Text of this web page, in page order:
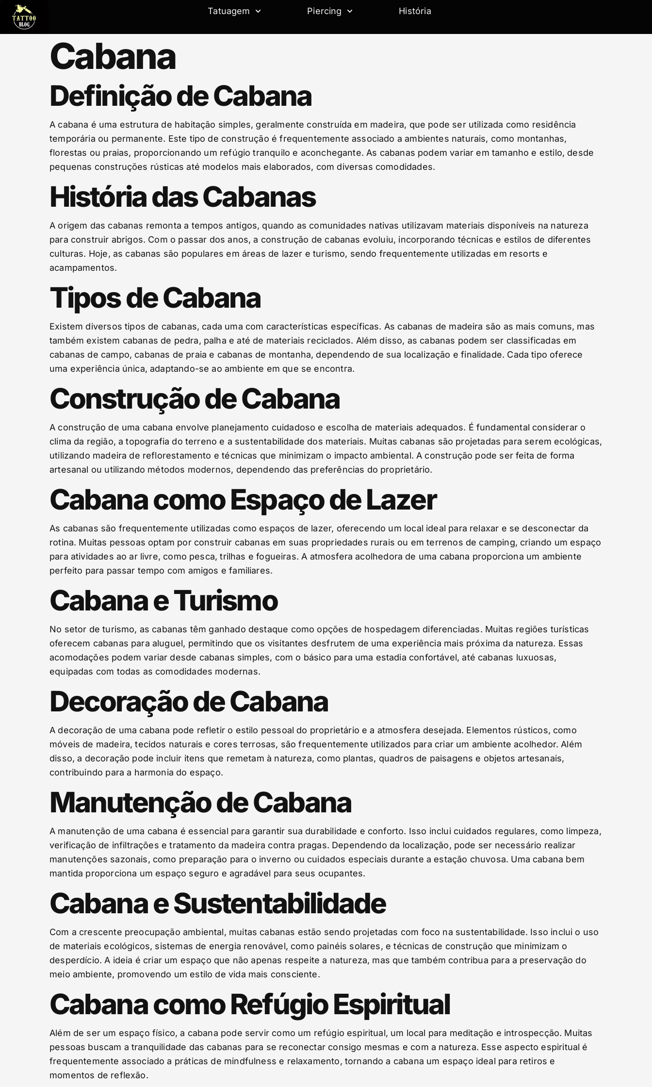
Tatuagem Piercing História
Cabana
Definição de Cabana
A cabana é uma estrutura de habitação simples, geralmente construída em madeira, que pode ser utilizada como residência
temporária ou permanente. Este tipo de construção é frequentemente associado a ambientes naturais, como montanhas,
florestas ou praias, proporcionando um refúgio tranquilo e aconchegante. As cabanas podem variar em tamanho e estilo, desde
pequenas construções rústicas até modelos mais elaborados, com diversas comodidades.
História das Cabanas
A origem das cabanas remonta a tempos antigos, quando as comunidades nativas utilizavam materiais disponíveis na natureza
para construir abrigos. Com o passar dos anos, a construção de cabanas evoluiu, incorporando técnicas e estilos de diferentes
culturas. Hoje, as cabanas são populares em áreas de lazer e turismo, sendo frequentemente utilizadas em resorts e
acampamentos.
Tipos de Cabana
Existem diversos tipos de cabanas, cada uma com características específicas. As cabanas de madeira são as mais comuns, mas
também existem cabanas de pedra, palha e até de materiais reciclados. Além disso, as cabanas podem ser classificadas em
cabanas de campo, cabanas de praia e cabanas de montanha, dependendo de sua localização e finalidade. Cada tipo oferece
uma experiência única, adaptando-se ao ambiente em que se encontra.
Construção de Cabana
A construção de uma cabana envolve planejamento cuidadoso e escolha de materiais adequados. É fundamental considerar o
clima da região, a topografia do terreno e a sustentabilidade dos materiais. Muitas cabanas são projetadas para serem ecológicas,
utilizando madeira de reflorestamento e técnicas que minimizam o impacto ambiental. A construção pode ser feita de forma
artesanal ou utilizando métodos modernos, dependendo das preferências do proprietário.
Cabana como Espaço de Lazer
As cabanas são frequentemente utilizadas como espaços de lazer, oferecendo um local ideal para relaxar e se desconectar da
rotina. Muitas pessoas optam por construir cabanas em suas propriedades rurais ou em terrenos de camping, criando um espaço
para atividades ao ar livre, como pesca, trilhas e fogueiras. A atmosfera acolhedora de uma cabana proporciona um ambiente
perfeito para passar tempo com amigos e familiares.
Cabana e Turismo
No setor de turismo, as cabanas têm ganhado destaque como opções de hospedagem diferenciadas. Muitas regiões turísticas
oferecem cabanas para aluguel, permitindo que os visitantes desfrutem de uma experiência mais próxima da natureza. Essas
acomodações podem variar desde cabanas simples, com o básico para uma estadia confortável, até cabanas luxuosas,
equipadas com todas as comodidades modernas.
Decoração de Cabana
A decoração de uma cabana pode refletir o estilo pessoal do proprietário e a atmosfera desejada. Elementos rústicos, como
móveis de madeira, tecidos naturais e cores terrosas, são frequentemente utilizados para criar um ambiente acolhedor. Além
disso, a decoração pode incluir itens que remetam à natureza, como plantas, quadros de paisagens e objetos artesanais,
contribuindo para a harmonia do espaço.
Manutenção de Cabana
A manutenção de uma cabana é essencial para garantir sua durabilidade e conforto. Isso inclui cuidados regulares, como limpeza,
verificação de infiltrações e tratamento da madeira contra pragas. Dependendo da localização, pode ser necessário realizar
manutenções sazonais, como preparação para o inverno ou cuidados especiais durante a estação chuvosa. Uma cabana bem
mantida proporciona um espaço seguro e agradável para seus ocupantes.
Cabana e Sustentabilidade
Com a crescente preocupação ambiental, muitas cabanas estão sendo projetadas com foco na sustentabilidade. Isso inclui o uso
de materiais ecológicos, sistemas de energia renovável, como painéis solares, e técnicas de construção que minimizam o
desperdício. A ideia é criar um espaço que não apenas respeite a natureza, mas que também contribua para a preservação do
meio ambiente, promovendo um estilo de vida mais consciente.
Cabana como Refúgio Espiritual
Além de ser um espaço físico, a cabana pode servir como um refúgio espiritual, um local para meditação e introspecção. Muitas
pessoas buscam a tranquilidade das cabanas para se reconectar consigo mesmas e com a natureza. Esse aspecto espiritual é
frequentemente associado a práticas de mindfulness e relaxamento, tornando a cabana um espaço ideal para retiros e
momentos de reflexão.